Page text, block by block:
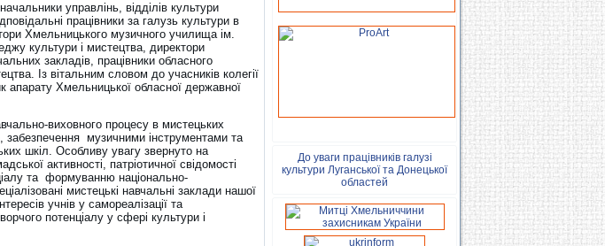
управлінь, відділів культури
працівники за галузь культури в
Хмельницького музичного училища ім.
культури і мистецтва, директори
закладів, працівники обласного
Із вітальним словом до учасників колегії
апарату Хмельницької обласної державної
виховного процесу в мистецьких
забезпечення музичними інструментами та
шкіл. Особливу увагу звернуто на
активності, патріотичної свідомості
та формуванню національно-
мистецькі навчальні заклади нашої
учнів у самореалізації та
потенціалу у сфері культури і
До уваги працівників галузі
культури Луганської та Донецької
областей